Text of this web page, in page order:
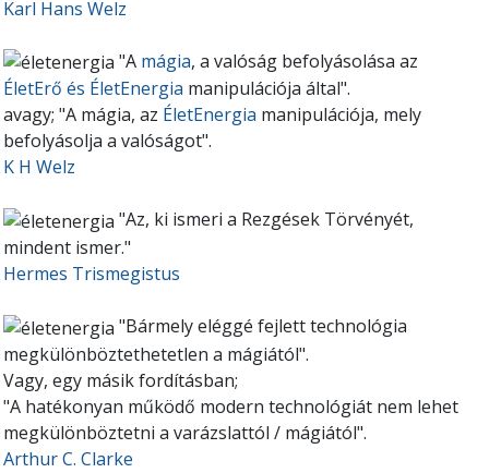
Karl Hans Welz
"A mágia, a valóság befolyásolása az
ÉletErő és ÉletEnergia manipulációja által".
avagy; "A mágia, az ÉletEnergia manipulációja, mely
befolyásolja a valóságot".
K H Welz
"Az, ki ismeri a Rezgések Törvényét,
mindent ismer."
Hermes Trismegistus
"Bármely eléggé fejlett technológia
megkülönböztethetetlen a mágiától".
Vagy, egy másik fordításban;
"A hatékonyan működő modern technológiát nem lehet
megkülönböztetni a varázslattól / mágiától".
Arthur C. Clarke